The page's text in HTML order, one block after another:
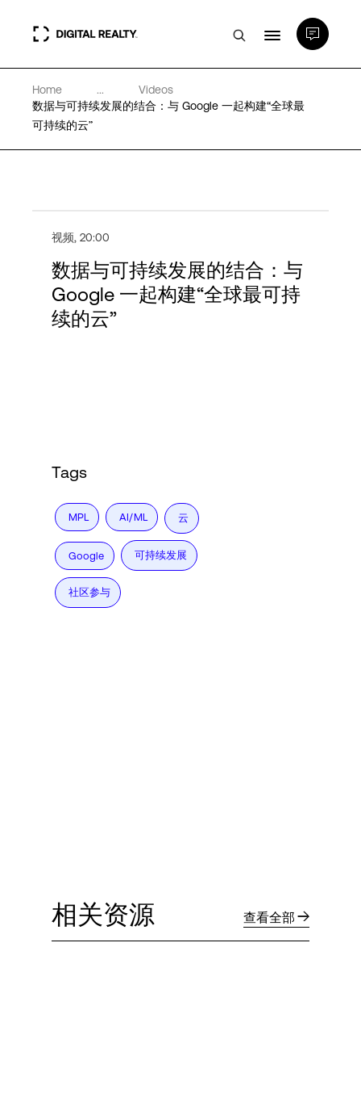
数据中心
PlatformDIGITAL®
专业知识和资源
关于
Home ...
Videos
数据与可持续发展的结合：与 Google 一起构建“全球最
可持续的云”
视频, 20:00
数据与可持续发展的结合：与
Google 一起构建“全球最可持
续的云”
Tags
MPL AI/ML 云
Google 可持续发展
社区参与
相关资源 查看全部